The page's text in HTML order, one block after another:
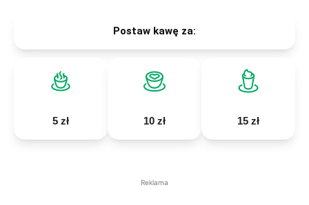
Postaw kawę za:
5 zł 10 zł 15 zł
Reklama